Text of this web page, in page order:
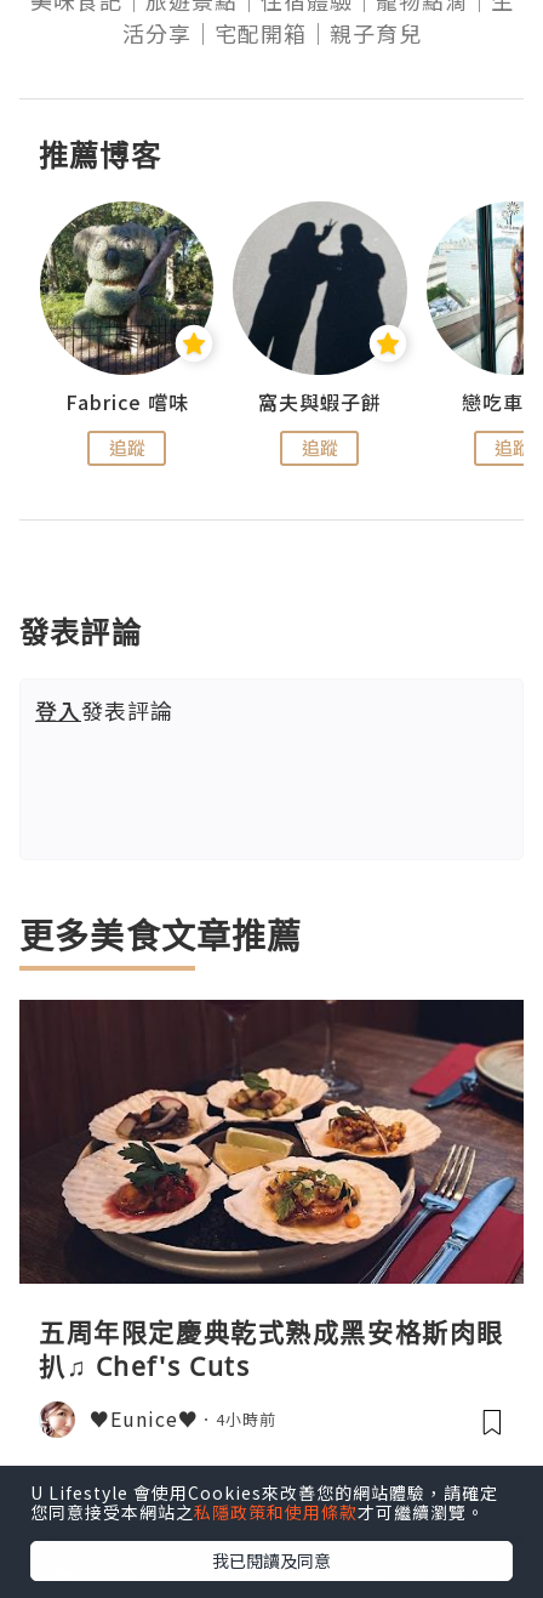
U Lifestyle 會使用Cookies來改善您的網站體驗，請確定
您同意接受本網站之私隱政策和使用條款才可繼續瀏覽。
我已閱讀及同意
活分享｜宅配開箱｜親子育兒
推薦博客
Fabrice 嚐味
追蹤
窩夫與蝦子餅
追蹤
戀吃車
追蹤
發表評論
登入發表評論
更多美食文章推薦
五周年限定慶典乾式熟成黑安格斯肉眼
扒♫ Chef's Cuts
♥Eunice♥ 4小時前